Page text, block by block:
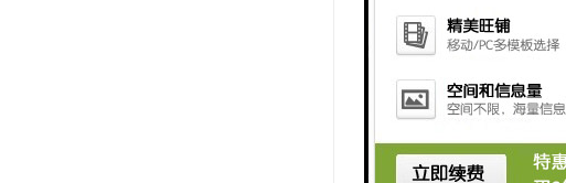
4. 安装报警器：在升
警等功能，以吸引乘
5. 连接电源和网络：
6. 测试和调试：安装